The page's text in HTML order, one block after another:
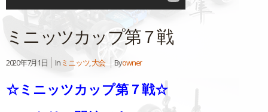
ミニッツカップ第７戦
2020年7月1日 In ミニッツ,大会 Byowner
☆ミニッツカップ第７戦☆